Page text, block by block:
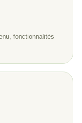
fonctionnalités